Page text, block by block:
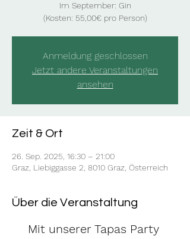
Im September: Gin
(Kosten: 55,00€ pro Person)
Anmeldung geschlossen
Jetzt andere Veranstaltungen
ansehen
Zeit & Ort
26. Sep. 2025, 16:30 – 21:00
Graz, Liebiggasse 2, 8010 Graz, Österreich
Über die Veranstaltung
Mit unserer Tapas Party